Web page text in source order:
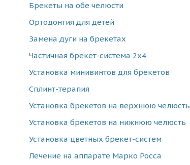
Брекеты на обе челюсти
Ортодонтия для детей
Замена дуги на брекетах
Частичная брекет-система 2x4
Установка минивинтов для брекетов
Сплинт-терапия
Установка брекетов на верхнюю челюсть
Установка брекетов на нижнюю челюсть
Установка цветных брекет-систем
Лечение на аппарате Марко Росса